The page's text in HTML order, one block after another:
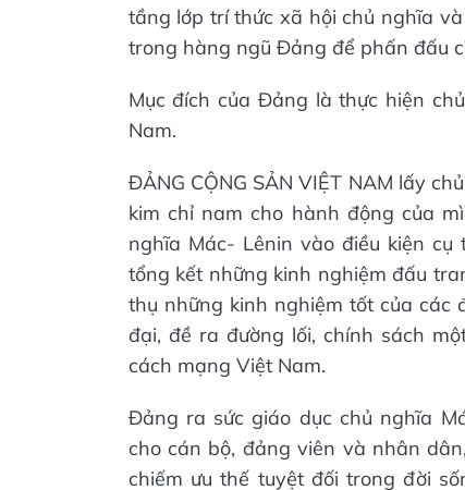
tầng lớp trí thức xã hội chủ nghĩa
trong hàng ngũ Đảng để phấn đấu
Mục đích của Đảng là thực hiện
Nam.
ĐẢNG CỘNG SẢN VIỆT NAM lấy
kim chỉ nam cho hành động của
nghĩa Mác- Lênin vào điều kiện
tổng kết những kinh nghiệm đấu
thụ những kinh nghiệm tốt của các
đại, đề ra đường lối, chính sách
cách mạng Việt Nam.
Đảng ra sức giáo dục chủ nghĩa
cho cán bộ, đảng viên và nhân
chiếm ưu thế tuyệt đối trong đời